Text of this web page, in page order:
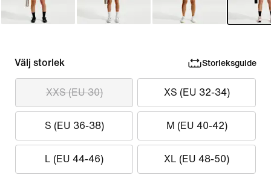
Välj storlek Storleksguide
XXS (EU 30) XS (EU 32-34)
S (EU 36-38) M (EU 40-42)
L (EU 44-46) XL (EU 48-50)